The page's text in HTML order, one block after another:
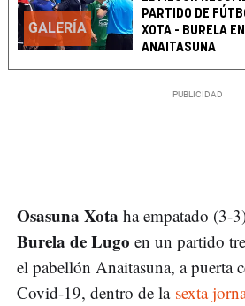
GALERÍA
PARTIDO DE
XOTA - BURELA
ANAITASUNA
Osasuna Xota ha empatado (3-
Burela de Lugo en un partido
el pabellón Anaitasuna, a puerta
Covid-19, dentro de la sexta